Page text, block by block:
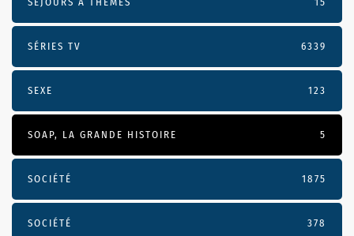
SÉRIES TV 6339
SEXE 123
SOAP, LA GRANDE HISTOIRE 5
SOCIÉTÉ 1875
SOCIÉTÉ 378